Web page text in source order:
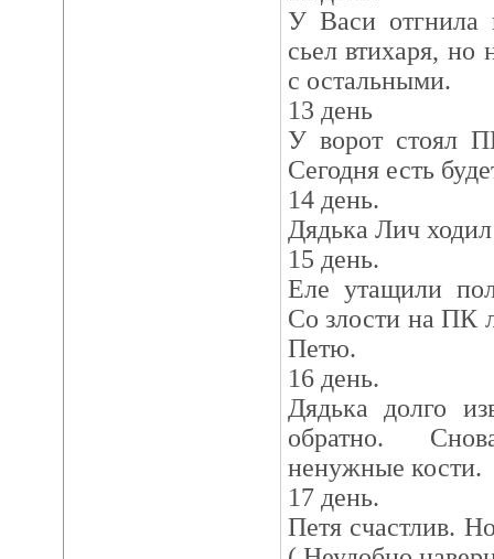
У Васи отгнила
сьел втихаря, но
с остальными.
13 день
У ворот стоял
Сегодня есть
14 день.
Дядька Лич
15 день.
Еле утащили
Со злости на ПК
Петю.
16 день.
Дядька долго
обратно.
ненужные кости.
17 день.
Петя счастлив.